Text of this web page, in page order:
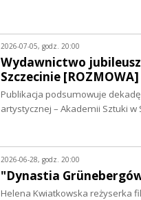
2026-07-05, godz. 20:00
Wydawnictwo
Szczecinie [ROZMOWA]
Publikacja podsumowuje
artystycznej – Akademii Sztuki
2026-06-28, godz. 20:00
"Dynastia
Helena Kwiatkowska reżyserka